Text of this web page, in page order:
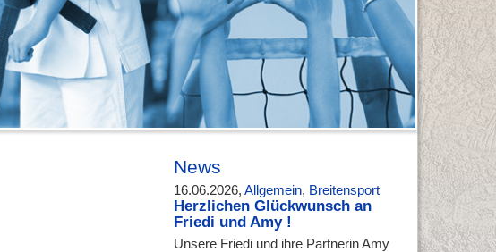
News
16.06.2026, Allgemein, Breitensport
Herzlichen Glückwunsch an
Friedi und Amy !
Unsere Friedi und ihre Partnerin Amy